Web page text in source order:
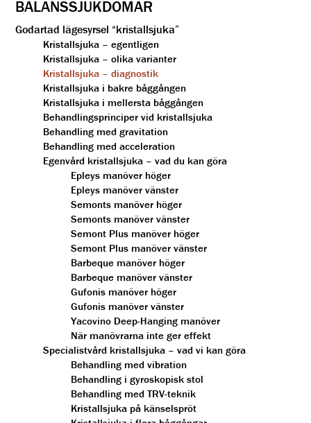
BALANSSJUKDOMAR
Godartad lägesyrsel “kristallsjuka”
Kristallsjuka – egentligen
Kristallsjuka – olika varianter
Kristallsjuka – diagnostik
Kristallsjuka i bakre båggången
Kristallsjuka i mellersta båggången
Behandlingsprinciper vid kristallsjuka
Behandling med gravitation
Behandling med acceleration
Egenvård kristallsjuka – vad du kan göra
Epleys manöver höger
Epleys manöver vänster
Semonts manöver höger
Semonts manöver vänster
Semont Plus manöver höger
Semont Plus manöver vänster
Barbeque manöver höger
Barbeque manöver vänster
Gufonis manöver höger
Gufonis manöver vänster
Yacovino Deep-Hanging manöver
När manövrarna inte ger effekt
Specialistvård kristallsjuka – vad vi kan göra
Behandling med vibration
Behandling i gyroskopisk stol
Behandling med TRV-teknik
Kristallsjuka på känselspröt